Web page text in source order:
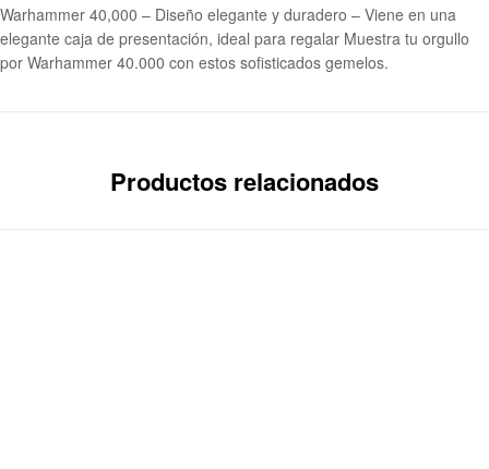
Warhammer 40,000 – Diseño elegante y duradero – Viene en una
elegante caja de presentación, ideal para regalar Muestra tu orgullo
por Warhammer 40.000 con estos sofisticados gemelos.
Productos relacionados